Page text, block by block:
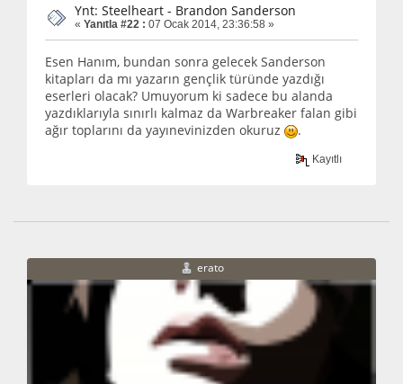
Ynt: Steelheart - Brandon Sanderson
« Yanıtla #22 : 07 Ocak 2014, 23:36:58 »
Esen Hanım, bundan sonra gelecek Sanderson
kitapları da mı yazarın gençlik türünde yazdığı
eserleri olacak? Umuyorum ki sadece bu alanda
yazdıklarıyla sınırlı kalmaz da Warbreaker falan gibi
ağır toplarını da yayınevinizden okuruz
.
Kayıtlı
erato